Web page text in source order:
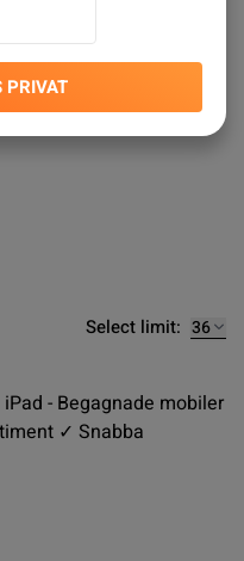
Select limit:
- Begagnade mobiler
✓ Snabba
PRIVAT